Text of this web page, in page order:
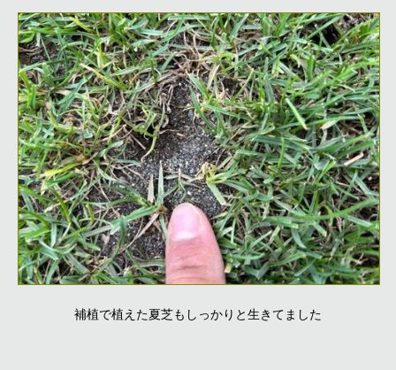
補植で植えた夏芝もしっかりと生きてました